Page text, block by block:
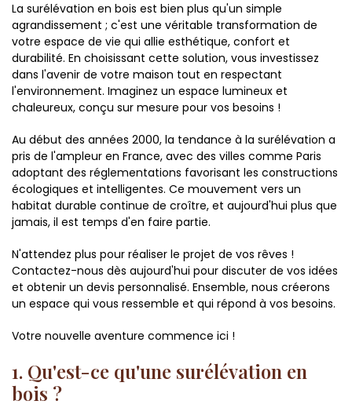
La surélévation en bois est bien plus qu'un simple
agrandissement ; c'est une véritable transformation de
votre espace de vie qui allie esthétique, confort et
durabilité. En choisissant cette solution, vous investissez
dans l'avenir de votre maison tout en respectant
l'environnement. Imaginez un espace lumineux et
chaleureux, conçu sur mesure pour vos besoins !
Au début des années 2000, la tendance à la surélévation a
pris de l'ampleur en France, avec des villes comme Paris
adoptant des réglementations favorisant les constructions
écologiques et intelligentes. Ce mouvement vers un
habitat durable continue de croître, et aujourd'hui plus que
jamais, il est temps d'en faire partie.
N'attendez plus pour réaliser le projet de vos rêves !
Contactez-nous dès aujourd'hui pour discuter de vos idées
et obtenir un devis personnalisé. Ensemble, nous créerons
un espace qui vous ressemble et qui répond à vos besoins.
Votre nouvelle aventure commence ici !
1. Qu'est-ce qu'une surélévation en
bois ?